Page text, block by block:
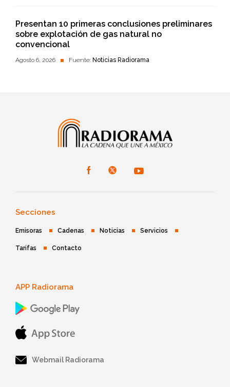
Presentan 10 primeras conclusiones preliminares
sobre explotación de gas natural no
convencional
Agosto 6, 2026 Fuente: Noticias Radiorama
Secciones
Emisoras Cadenas Noticias Servicios
Tarifas Contacto
APP Radiorama
Webmail Radiorama